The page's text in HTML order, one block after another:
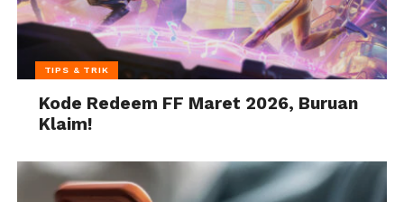
TIPS & TRIK
Kode Redeem FF Maret 2026, Buruan
Klaim!